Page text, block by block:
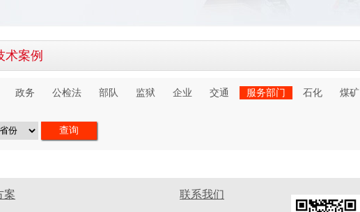
术案例
政务 公检法 部队 监狱 企业 交通 服务部门 石化 煤矿
案 联系我们